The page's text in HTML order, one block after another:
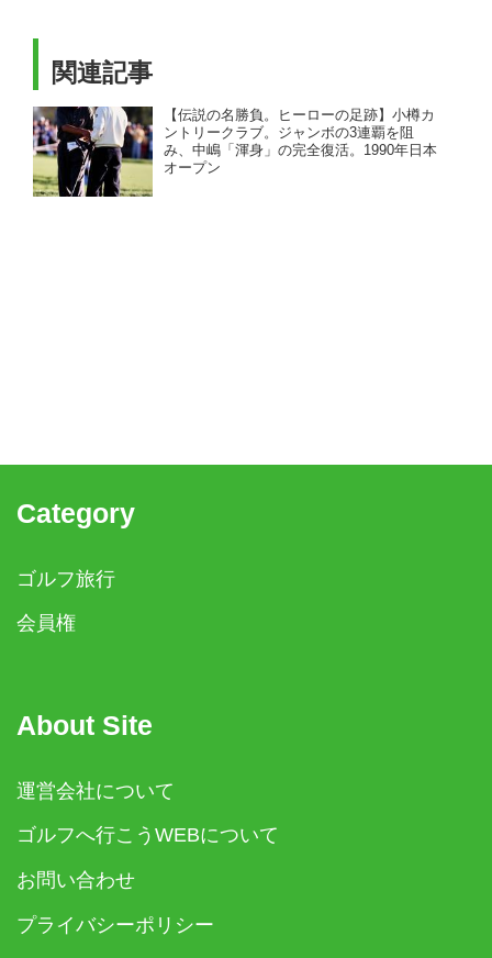
関連記事
【伝説の名勝負。ヒーローの足跡】小樽カ
ントリークラブ。ジャンボの3連覇を阻
み、中嶋「渾身」の完全復活。1990年日本
オープン
Category
ゴルフ旅行
会員権
About Site
運営会社について
ゴルフへ行こうWEBについて
お問い合わせ
プライバシーポリシー